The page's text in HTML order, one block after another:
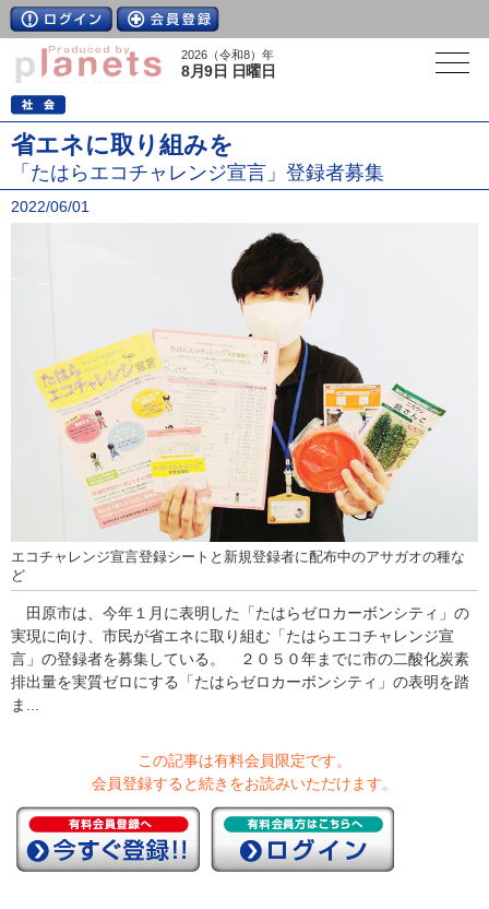
2026（令和8）年
8月9日 日曜日
省エネに取り組みを
「たはらエコチャレンジ宣言」登録者募集
2022/06/01
エコチャレンジ宣言登録シートと新規登録者に配布中のアサガオの種な
ど
田原市は、今年１月に表明した「たはらゼロカーボンシティ」の
実現に向け、市民が省エネに取り組む「たはらエコチャレンジ宣
言」の登録者を募集している。 ２０５０年までに市の二酸化炭素
排出量を実質ゼロにする「たはらゼロカーボンシティ」の表明を踏
ま...
この記事は有料会員限定です。
会員登録すると続きをお読みいただけます。